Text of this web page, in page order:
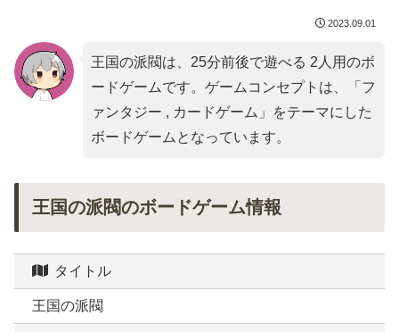
2023.09.01
王国の派閥は、25分前後で遊べる 2人用のボ
ードゲームです。ゲームコンセプトは、「 フ
ァンタジー , カードゲーム 」をテーマにした
ボードゲームとなっています。
王国の派閥のボードゲーム情報
タイトル
王国の派閥